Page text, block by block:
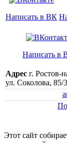
Написать в ВК
Написать в
Адрес г. Ростов-
ул. Соколова, 85/3
Этот сайт